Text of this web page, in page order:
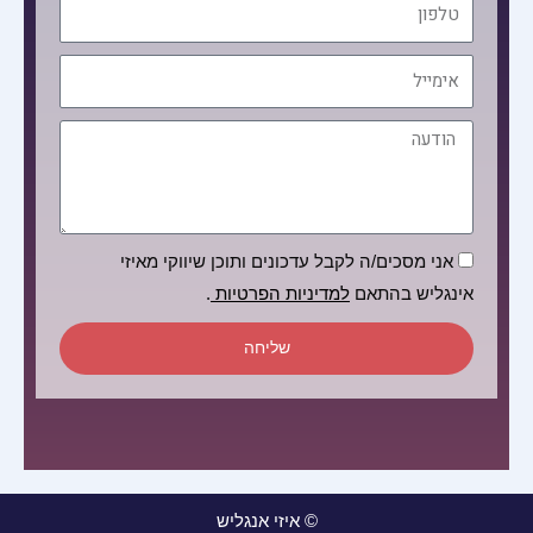
הודעה
הסכמה
אני מסכים/ה לקבל עדכונים ותוכן שיווקי מאיזי
אינגליש בהתאם למדיניות הפרטיות .
שליחה
© איזי אנגליש